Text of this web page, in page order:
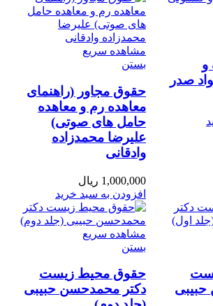
و
صدر
مشاهده سریع
بستن
حقوق مجاور (راهنمای
معاهده رم و معاهده
حامل های صوتی)
علیرضا محمدزاده
وادقانی
1,000,000 ریال
افزودن به سبد خرید
مشاهده سریع
بستن
حقوق محیط زیست
دکتر محمدحسن حبیبی